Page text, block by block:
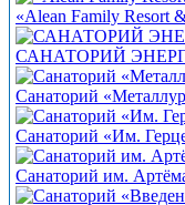
«Alean Family Resort
САНАТОРИЙ
Санаторий
Санаторий «Им.
Санаторий им.